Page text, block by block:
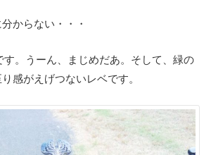
からない・・・
。うーん、まじめだあ。そして、緑の
感がえげつないレベです。